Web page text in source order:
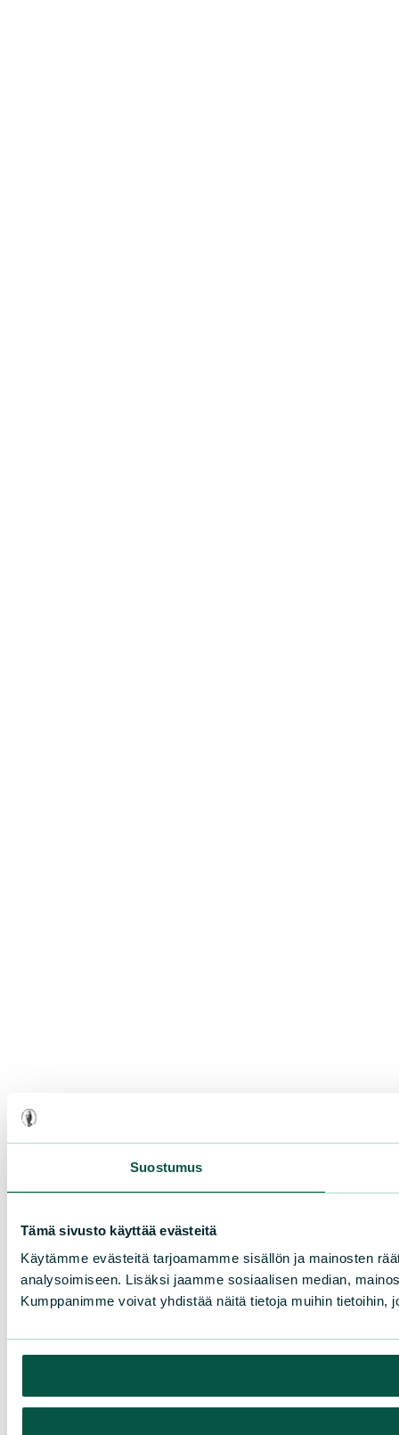
Suostumus
Tämä sivusto käyttää evästeitä
Käytämme evästeitä tarjoamamme sisällön ja mainosten
analysoimiseen. Lisäksi jaamme sosiaalisen median,
Kumppanimme voivat yhdistää näitä tietoja muihin tietoihin,